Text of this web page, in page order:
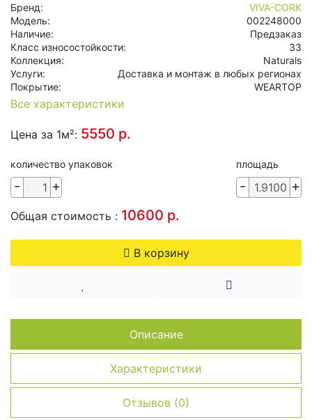
Художественный паркет
Штучный паркет
Модульная плитка ПВХ
Спортивные покрытия
Обои Alpine Floor
Паркетная химия
Сопутствующие товары
Лестницы для дома и дачи
Бренд:
VIVA-CORK
Модель:
002248000
Наличие:
Предзаказ
Класс износостойкости:
33
Коллекция:
Naturals
Услуги:
Доставка и монтаж в любых регионах
Покрытие:
WEARTOP
Все характеристики
Цена за 1м²: 5550 р.
количество упаковок
- +
площадь
- +
Общая стоимость : 10600 р.
В корзину
Описание
Характеристики
Отзывов (0)